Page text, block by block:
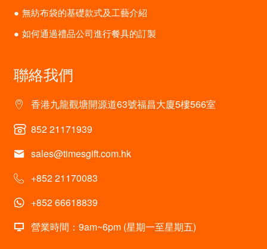
無紡布袋的基礎款式及工藝介紹
如何通過禮品公司進行餐具的訂製
聯絡我們
香港九龍觀塘開源道63號福昌大廈5樓566室
852 21171939
sales@timesgift.com.hk
+852 21170083
+852 66618839
營業時間：9am~6pm (星期一至星期五)